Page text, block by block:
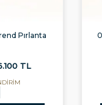
Pırlanta
TL